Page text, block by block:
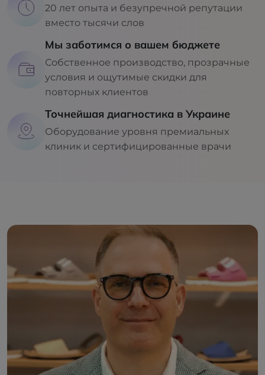
20 лет опыта и безупречной репутации
вместо тысячи слов
Мы заботимся о вашем бюджете
Собственное производство, прозрачные
условия и ощутимые скидки для
повторных клиентов
Точнейшая диагностика в Украине
Оборудование уровня премиальных
клиник и сертифицированные врачи